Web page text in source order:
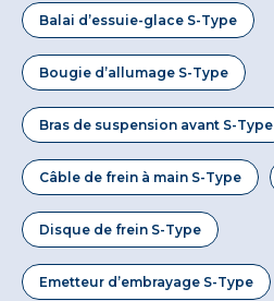
Balai d’essuie-glace S-Type
Bougie d’allumage S-Type
Bras de suspension avant S-Type
Câble de frein à main S-Type
Disque de frein S-Type
Emetteur d’embrayage S-Type